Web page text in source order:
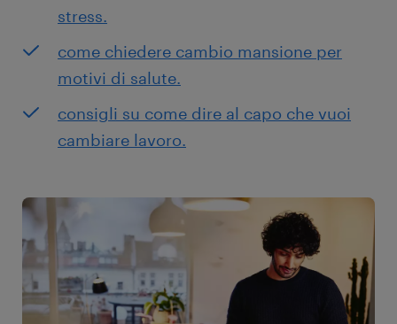
stress.
come chiedere cambio mansione per
motivi di salute.
consigli su come dire al capo che vuoi
cambiare lavoro.